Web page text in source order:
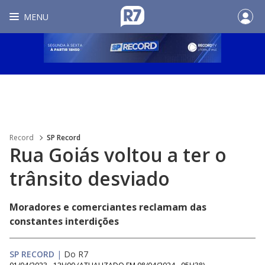
MENU
Record SP Record
Rua Goiás voltou a ter o
trânsito desviado
Moradores e comerciantes reclamam das
constantes interdições
SP RECORD | Do R7